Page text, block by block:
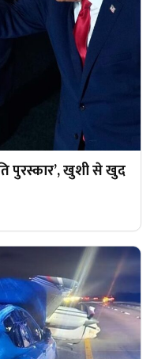
पुरस्कार’, खुशी से खुद